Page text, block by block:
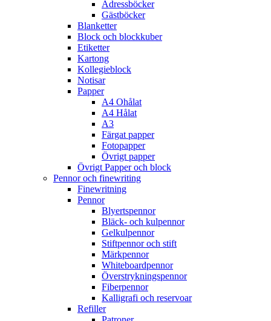
Adressböcker
Gästböcker
Blanketter
Block och blockkuber
Etiketter
Kartong
Kollegieblock
Notisar
Papper
A4 Ohålat
A4 Hålat
A3
Färgat papper
Fotopapper
Övrigt papper
Övrigt Papper och block
Pennor och finewriting
Finewritning
Pennor
Blyertspennor
Bläck- och kulpennor
Gelkulpennor
Stiftpennor och stift
Märkpennor
Whiteboardpennor
Överstrykningspennor
Fiberpennor
Kalligrafi och reservoar
Refiller